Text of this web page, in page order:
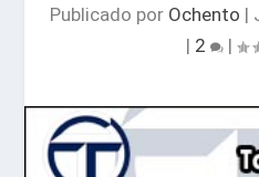
Publicado por Ochento |
| 2 |